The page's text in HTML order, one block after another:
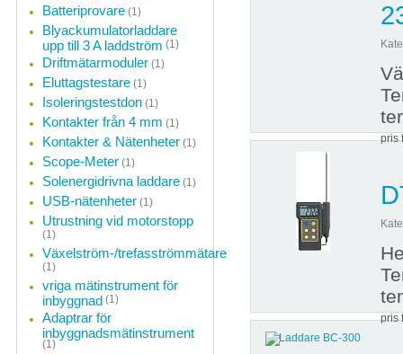
pris
pris
Batteriprovare (1)
Blyackumulatorladdare
upp till 3 A laddström (1)
Driftmätarmoduler (1)
Eluttagstestare (1)
Isoleringstestdon (1)
Kontakter från 4 mm (1)
Kontakter & Nätenheter (1)
Scope-Meter (1)
Solenergidrivna laddare (1)
USB-nätenheter (1)
Utrustning vid motorstopp
(1)
Växelström-/trefasströmmätare
(1)
vriga mätinstrument för
inbyggnad (1)
Adaptrar för
inbyggnadsmätinstrument
(1)